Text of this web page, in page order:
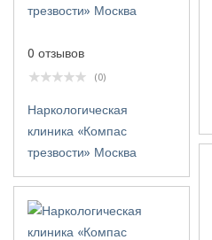
0 отзывов
(0)
Наркологическая
клиника «Компас
трезвости» Москва